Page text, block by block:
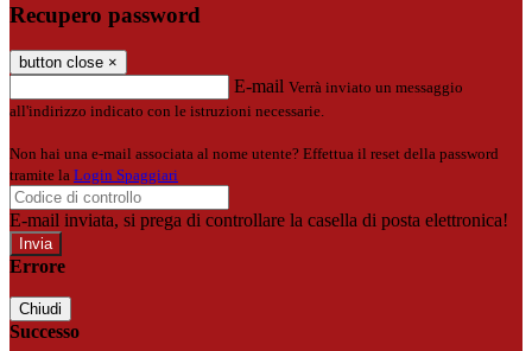
Recupero password
button close ×
E-mail Verrà inviato un messaggio
all'indirizzo indicato con le istruzioni necessarie.
Non hai una e-mail associata al nome utente? Effettua il reset della password
tramite la Login Spaggiari
E-mail inviata, si prega di controllare la casella di posta elettronica!
Errore
Chiudi
Successo